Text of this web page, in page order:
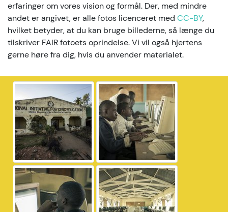
erfaringer om vores vision og formål. Der, med mindre
andet er angivet, er alle fotos licenceret med CC-BY,
hvilket betyder, at du kan bruge billederne, så længe du
tilskriver FAIR fotoets oprindelse. Vi vil også hjertens
gerne høre fra dig, hvis du anvender materialet.